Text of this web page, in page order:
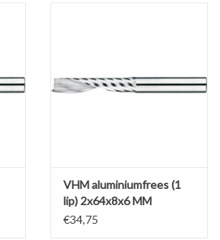
VHM aluminiumfrees (1
lip) 2x64x8x6 MM
€34,75